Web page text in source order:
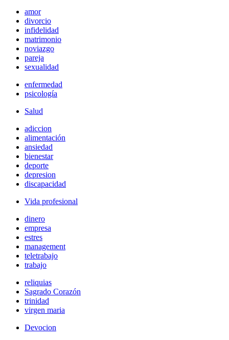
amor
divorcio
infidelidad
matrimonio
noviazgo
pareja
sexualidad
enfermedad
psicología
Salud
adiccion
alimentación
ansiedad
bienestar
deporte
depresion
discapacidad
Vida profesional
dinero
empresa
estres
management
teletrabajo
trabajo
reliquias
Sagrado Corazón
trinidad
virgen maria
Devocion